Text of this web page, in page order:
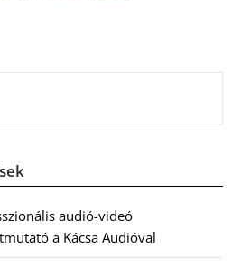
audió-videó
a Kácsa Audióval